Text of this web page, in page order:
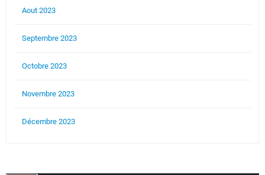
Aout 2023
Septembre 2023
Octobre 2023
Novembre 2023
Décembre 2023